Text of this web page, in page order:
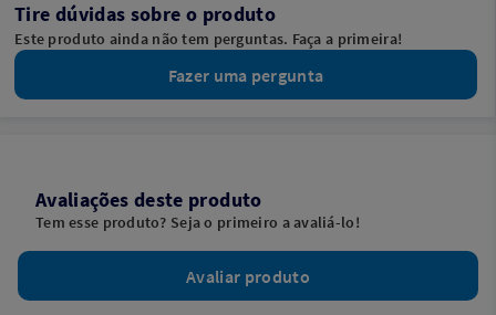
Tire dúvidas sobre o produto
Este produto ainda não tem perguntas. Faça a primeira!
Fazer uma pergunta
Avaliações deste produto
Tem esse produto? Seja o primeiro a avaliá-lo!
Avaliar produto